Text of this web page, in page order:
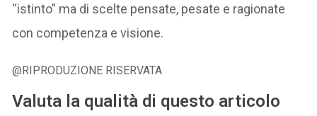
“istinto” ma di scelte pensate, pesate e ragionate
con competenza e visione.
@RIPRODUZIONE RISERVATA
Valuta la qualità di questo articolo